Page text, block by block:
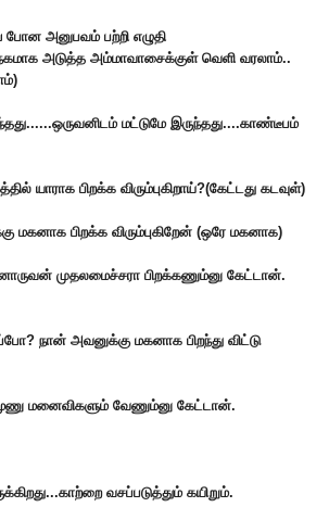
அனுபவம் பற்றி எழுதி
கமாக அடுத்த அம்மாவாசைக்குள் வெளி வரலாம்..
டம் மட்டுமே இருந்தது....காண்டீபம்
யாராக பிறக்க விரும்புகிறாய்?(கேட் டது கடவுள்)
மகனாக பிறக்க விரும்புகிறேன் (ஒரே மகனாக)
முதலமைச்சரா பிறக்கணும்னு கேட்டான்.
நான் அவனுக்கு மகனாக பிறந்து விட்டு
மனைவிகளும் வேணும்னு கேட்டான்.
வசப்படுத்தும் கயிறும்.